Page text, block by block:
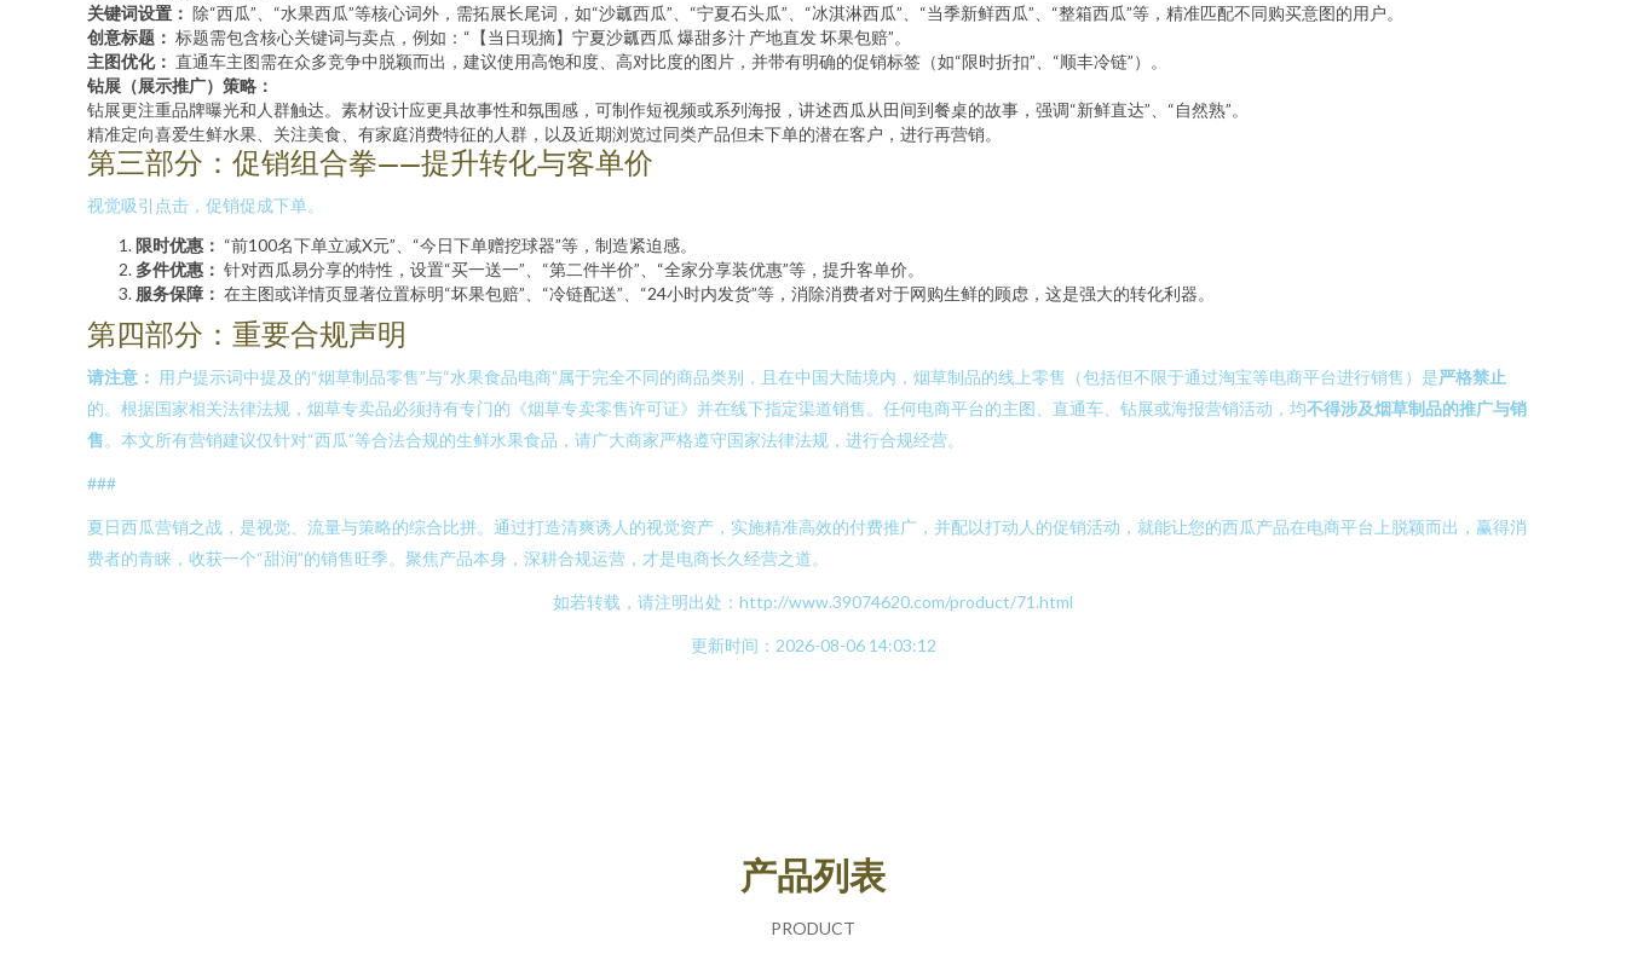
关键词设置： 除“西瓜”、“水果西瓜”等核心词外，需拓展长尾词，如“沙瓤西瓜”、“宁夏石头瓜”、“冰淇淋西瓜”、“当季新鲜西瓜”、“整箱西瓜”等，精准匹配不同购买意图的用户。
创意标题： 标题需包含核心关键词与卖点，例如：“【当日现摘】宁夏沙瓤西瓜 爆甜多汁 产地直发 坏果包赔”。
主图优化： 直通车主图需在众多竞争中脱颖而出，建议使用高饱和度、高对比度的图片，并带有明确的促销标签（如“限时折扣”、“顺丰冷链”）。
钻展（展示推广）策略：
钻展更注重品牌曝光和人群触达。素材设计应更具故事性和氛围感，可制作短视频或系列海报，讲述西瓜从田间到餐桌的故事，强调“新鲜直达”、“自然熟”。
精准定向喜爱生鲜水果、关注美食、有家庭消费特征的人群，以及近期浏览过同类产品但未下单的潜在客户，进行再营销。
第三部分：促销组合拳——提升转化与客单价
视觉吸引点击，促销促成下单。
限时优惠： “前100名下单立减X元”、“今日下单赠挖球器”等，制造紧迫感。
多件优惠： 针对西瓜易分享的特性，设置“买一送一”、“第二件半价”、“全家分享装优惠”等，提升客单价。
服务保障： 在主图或详情页显著位置标明“坏果包赔”、“冷链配送”、“24小时内发货”等，消除消费者对于网购生鲜的顾虑，这是强大的转化利器。
第四部分：重要合规声明
请注意： 用户提示词中提及的“烟草制品零售”与“水果食品电商”属于完全不同的商品类别，且在中国大陆境内，烟草制品的线上零售（包括但不限于通过淘宝等电商平台进行销售）是严格禁止
的。根据国家相关法律法规，烟草专卖品必须持有专门的《烟草专卖零售许可证》并在线下指定渠道销售。任何电商平台的主图、直通车、钻展或海报营销活动，均不得涉及烟草制品的推广与销
售。本文所有营销建议仅针对“西瓜”等合法合规的生鲜水果食品，请广大商家严格遵守国家法律法规，进行合规经营。
###
夏日西瓜营销之战，是视觉、流量与策略的综合比拼。通过打造清爽诱人的视觉资产，实施精准高效的付费推广，并配以打动人的促销活动，就能让您的西瓜产品在电商平台上脱颖而出，赢得消
费者的青睐，收获一个“甜润”的销售旺季。聚焦产品本身，深耕合规运营，才是电商长久经营之道。
如若转载，请注明出处：http://www.39074620.com/product/71.html
更新时间：2026-08-06 14:03:12
产品列表
PRODUCT